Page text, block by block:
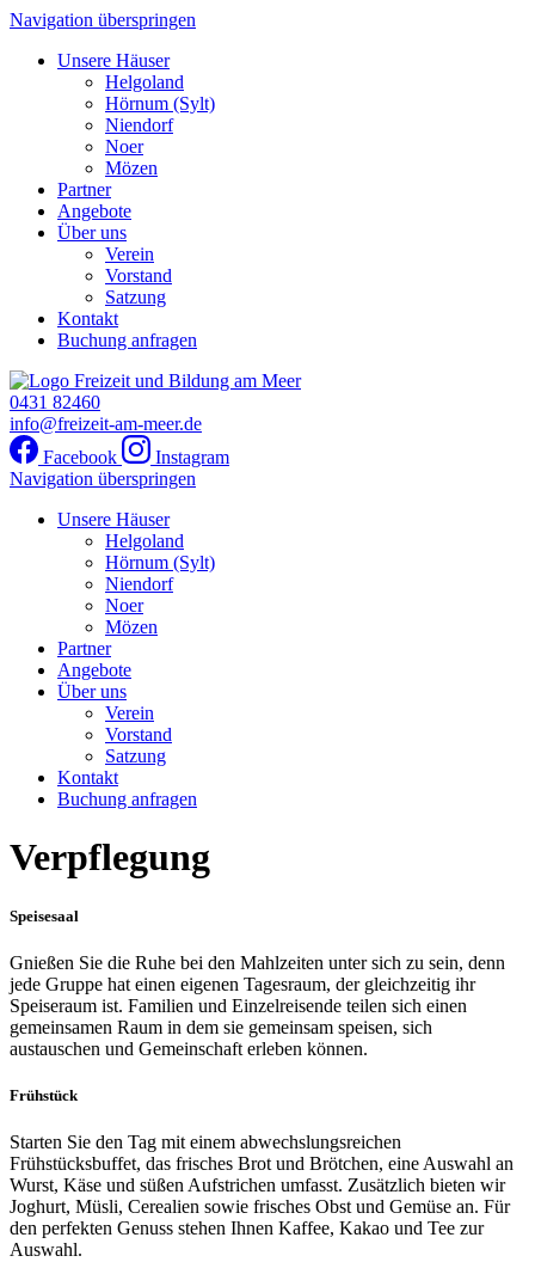
Navigation überspringen
Unsere Häuser
Helgoland
Hörnum (Sylt)
Niendorf
Noer
Mözen
Partner
Angebote
Über uns
Verein
Vorstand
Satzung
Kontakt
Buchung anfragen
0431 82460
info@freizeit-am-meer.de
Facebook
Instagram
Navigation überspringen
Unsere Häuser
Helgoland
Hörnum (Sylt)
Niendorf
Noer
Mözen
Partner
Angebote
Über uns
Verein
Vorstand
Satzung
Kontakt
Buchung anfragen
Verpflegung
Speisesaal
Gnießen Sie die Ruhe bei den Mahlzeiten unter sich zu sein, denn
jede Gruppe hat einen eigenen Tagesraum, der gleichzeitig ihr
Speiseraum ist. Familien und Einzelreisende teilen sich einen
gemeinsamen Raum in dem sie gemeinsam speisen, sich
austauschen und Gemeinschaft erleben können.
Frühstück
Starten Sie den Tag mit einem abwechslungsreichen
Frühstücksbuffet, das frisches Brot und Brötchen, eine Auswahl an
Wurst, Käse und süßen Aufstrichen umfasst. Zusätzlich bieten wir
Joghurt, Müsli, Cerealien sowie frisches Obst und Gemüse an. Für
den perfekten Genuss stehen Ihnen Kaffee, Kakao und Tee zur
Auswahl.